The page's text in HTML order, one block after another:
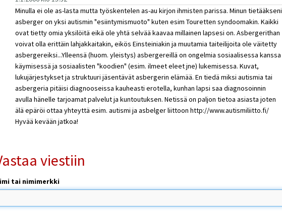
Minulla ei ole as-lasta mutta työskentelen as-au kirjon ihmisten parissa. Minun tietääkseni
asberger on yksi autismin "esiintymismuoto" kuten esim Touretten syndoomakin. Kaikki
ovat tietty omia yksilöitä eikä ole yhtä selvää kaavaa millainen lapsesi on. Asbergerithan
voivat olla erittäin lahjakkaitakin, eikös Einsteiniakin ja muutamia taiteilijoita ole väitetty
asbergereiksi...Ylleensä (huom. yleistys) asbergereillä on ongelmia sosiaalisessa kanssa
käymisessä ja sosiaalisten "koodien" (esim. ilmeet eleet jne) lukemisessa. Kuvat,
lukujärjestykset ja struktuuri jäsentävät asbergerin elämää. En tiedä miksi autismia tai
asbergeria pitäisi diagnooseissa kauheasti erotella, kunhan lapsi saa diagnosoinnin
avulla hänelle tarjoamat palvelut ja kuntoutuksen. Netissä on paljon tietoa asiasta joten
älä epäröi ottaa yhteyttä esim. autismi ja asbelger liittoon http://www.autismiliitto.fi/
Hyvää kevään jatkoa!
viestiin
tai nimimerkki